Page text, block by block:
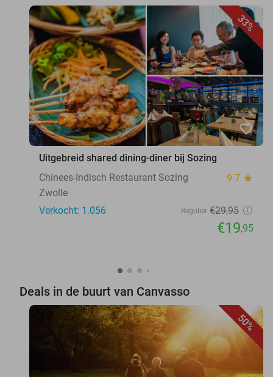
33%
favorite_border
Uitgebreid shared dining-diner bij Sozing
Chinees-Indisch Restaurant Sozing
9.7 star
Zwolle
Verkocht: 1.056
Regulier €29,95
€19,95
Deals in de buurt van Canvasso
50%